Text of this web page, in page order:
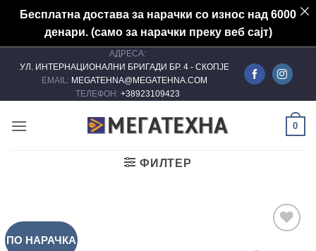
Бесплатна достава за нарачки со износ над 6000
денари. (само за нарачки преку веб сајт)
АДРЕСА:
УЛ. ИНТЕРНАЦИОНАЛНИ БРИГАДИ БР. 4 - СКОПЈЕ
EMAIL: MEGATEHNA@MEGATEHNA.COM
ТЕЛЕФОН: +38923109423
0
ФИЛТЕР
ПО НАРАЧКА